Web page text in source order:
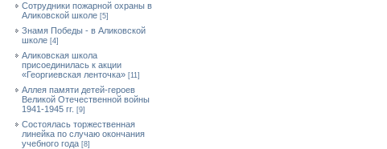
Сотрудники пожарной охраны в
Аликовской школе [5]
Знамя Победы - в Аликовской
школе [4]
Аликовская школа
присоединилась к акции
«Георгиевская ленточка» [11]
Аллея памяти детей-героев
Великой Отечественной войны
1941-1945 гг. [9]
Cостоялась торжественная
линейка по случаю окончания
учебного года [8]